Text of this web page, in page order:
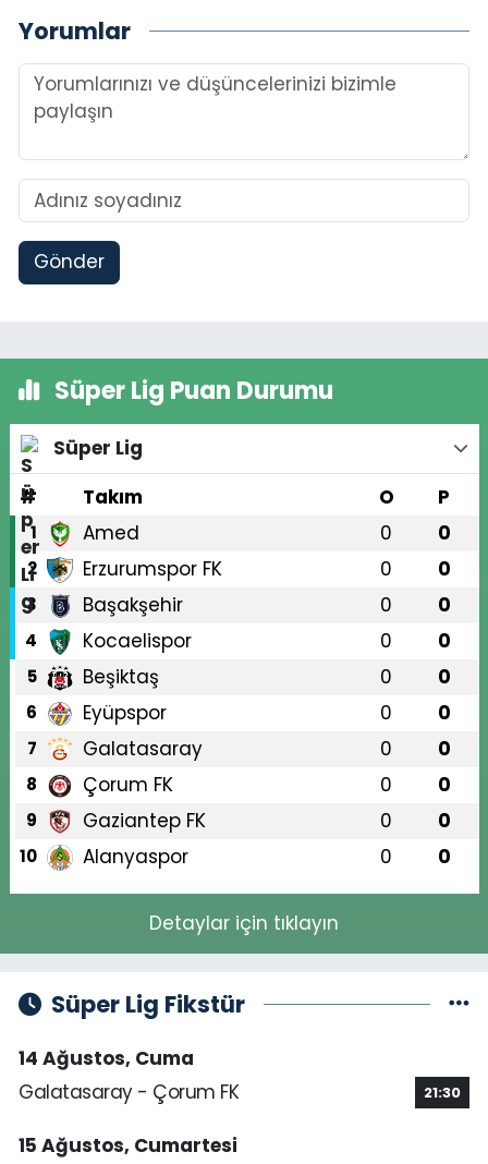
Yorumlar
Gönder
Süper Lig Puan Durumu
Süper Lig
#
Takım O P
1 Amed 0 0
2 Erzurumspor FK 0 0
3 Başakşehir 0 0
4 Kocaelispor 0 0
5 Beşiktaş 0 0
6 Eyüpspor 0 0
7 Galatasaray 0 0
8 Çorum FK 0 0
9 Gaziantep FK 0 0
10 Alanyaspor 0 0
Detaylar için tıklayın
Süper Lig Fikstür
14 Ağustos, Cuma
Galatasaray - Çorum FK
21:30
15 Ağustos, Cumartesi